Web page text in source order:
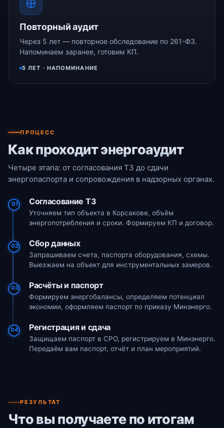
Повторный аудит
Через 5 лет — повторное обследование по 261-ФЗ.
Напоминаем заранее, готовим КП.
5 ЛЕТ · НАПОМИНАНИЕ
ПРОЦЕСС
Как проходит энергоаудит
Четыре этапа: от согласования ТЗ до сдачи
энергопаспорта и сопровождения в надзорных органах.
01 Согласование ТЗ
Уточняем тип объекта в Корсакове, объём
энергопотребления и сроки. Формируем КП и договор.
02 Сбор данных
Запрашиваем счета, паспорта оборудования, схемы.
Выезжаем на объект для инструментальных замеров.
03 Расчёты и паспорт
Формируем энергобалансы, определяем потенциал
экономии, оформляем паспорт по приказу Минэнерго.
04 Регистрация и сдача
Защищаем паспорт в СРО, регистрируем в Минэнерго.
Передаём вам паспорт, отчёт и план мероприятий.
РЕЗУЛЬТАТ
Что вы получаете по итогам